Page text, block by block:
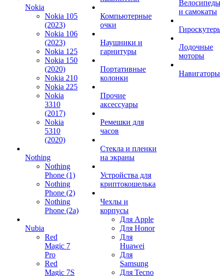
Nokia
Nokia 105
(2023)
Nokia 106
(2023)
Nokia 125
Nokia 150
(2020)
Nokia 210
Nokia 225
Nokia
3310
(2017)
Nokia
5310
(2020)
Nothing
Nothing
Phone (1)
Nothing
Phone (2)
Nothing
Phone (2a)
Nubia
Red
Magic 7
Pro
Red
Magic 7S
Компьютерные
очки
Наушники и
гарнитуры
Портативные
колонки
Прочие
аксессуары
Ремешки для
часов
Стекла и пленки
на экраны
Устройства для
криптокошелька
Чехлы и
корпусы
Для Apple
Для Honor
Для
Huawei
Для
Samsung
Для Tecno
Велосипеды
и самокаты
Лодочные
моторы
Навигаторы